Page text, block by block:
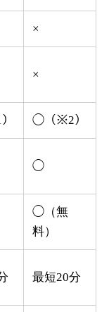
×
×
◯（※2）
◯
◯（無
料）
最短20分